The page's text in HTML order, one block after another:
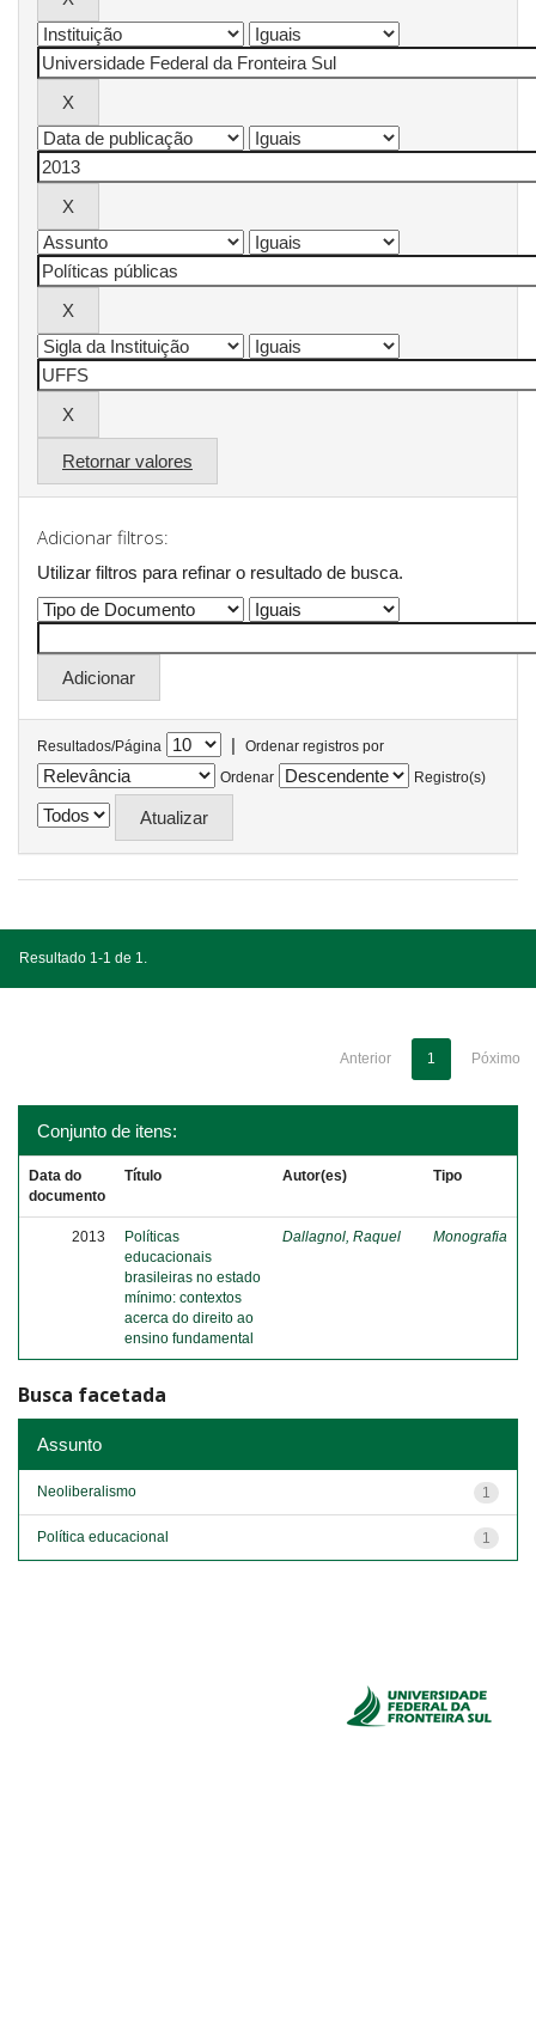
Retornar valores
Adicionar filtros:
Utilizar filtros para refinar o resultado de busca.
Resultados/Página |
Ordenar registros por
Ordenar
Registro(s)
Resultado 1-1 de 1.
Anterior 1 Póximo
Conjunto de itens:
Data do
documento
Título Autor(es) Tipo
2013
Políticas
educacionais
brasileiras no estado
mínimo: contextos
acerca do direito ao
ensino fundamental
Dallagnol, Raquel Monografia
Busca facetada
Assunto
1
Neoliberalismo
1
Política educacional